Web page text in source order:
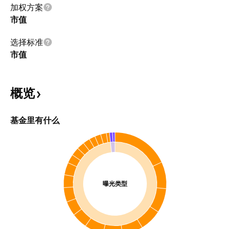
加权方案
市值
选择标准
市值
概览
基金里有什么
曝光类型